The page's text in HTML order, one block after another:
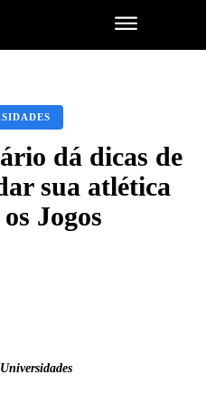
dá dicas de
sua atlética
Jogos